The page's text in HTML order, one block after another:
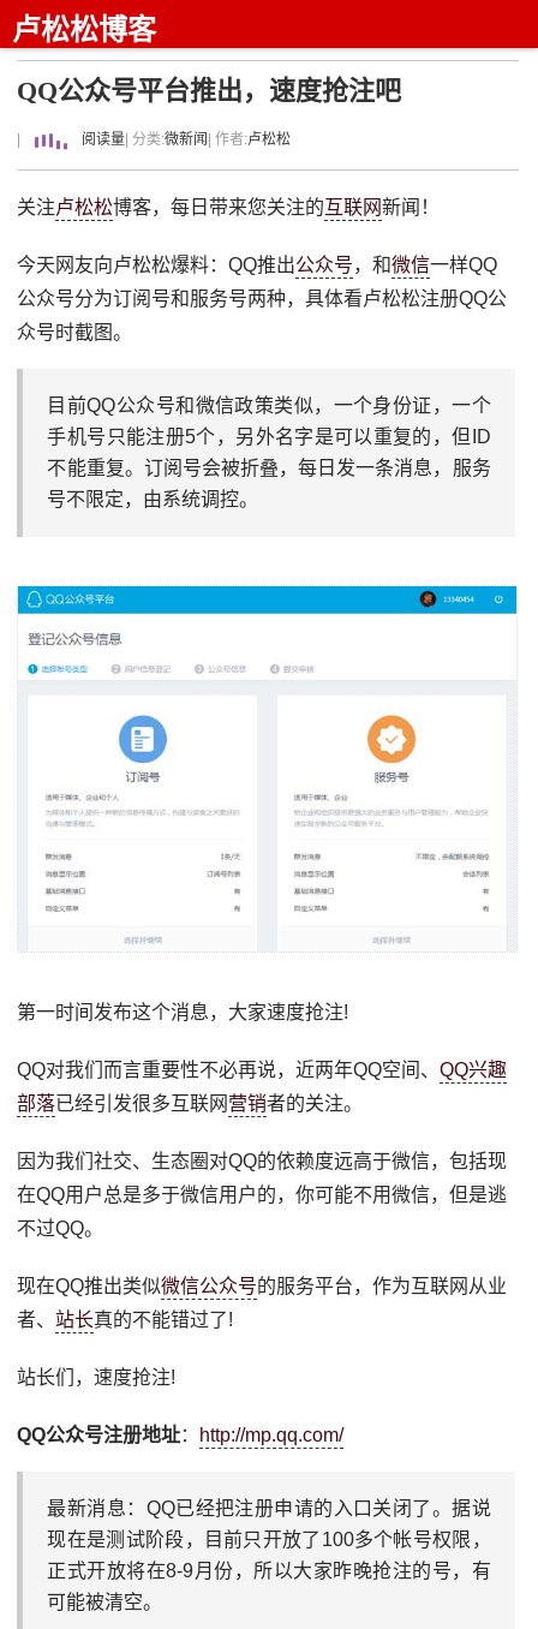
卢松松博客
QQ公众号平台推出，速度抢注吧
阅读量 | 分类:微新闻 | 作者:卢松松
关注卢松松博客，每日带来您关注的互联网新闻！
今天网友向卢松松爆料：QQ推出公众号，和微信一样QQ
公众号分为订阅号和服务号两种，具体看卢松松注册QQ公
众号时截图。
目前QQ公众号和微信政策类似，一个身份证，一个
手机号只能注册5个，另外名字是可以重复的，但ID
不能重复。订阅号会被折叠，每日发一条消息，服务
号不限定，由系统调控。
第一时间发布这个消息，大家速度抢注!
QQ对我们而言重要性不必再说，近两年QQ空间、QQ兴趣
部落已经引发很多互联网 营销者的关注。
因为我们社交、生态圈对QQ的依赖度远高于微信，包括现
在QQ用户总是多于微信用户的，你可能不用微信，但是逃
不过QQ。
现在QQ推出类似微信公众号的服务平台，作为互联网从业
者、 站长真的不能错过了!
站长们，速度抢注!
QQ公众号注册地址： http://mp.qq.com/
最新消息：QQ已经把注册申请的入口关闭了。据说
现在是测试阶段，目前只开放了100多个帐号权限，
正式开放将在8-9月份，所以大家昨晚抢注的号，有
可能被清空。